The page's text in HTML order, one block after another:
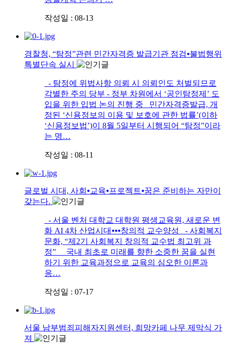
작성일 : 08-13
경찰청, “탐정”관련 민간자격증 발급기관 점검⦁불법행위
특별단속 실시
- 탐정에 위법사항 의뢰 시 의뢰인도 처벌되므로
각별한 주의 당부 - 정부 차원에서 ‘공인탐정제’ 도
입을 위한 입법 논의 진행 중 민간자격증발급, 개
정된 ‘신용정보의 이용 및 보호에 관한 법률’(이하
‘신용정보법’)이 8월 5일부터 시행되어 “탐정”이라
는 명…
작성일 : 08-11
글로벌 시대, 사회⦁교육⦁프로젝트⦁꿈은 준비하는 자만이
갖는다.
- 서울 벤처 대학교 대학원 평생교육원, 새로운 변
화 AI 4차 산업시대⦁⦁⦁창의적 교수양성 - 사회복지
문화, “제2기 사회복지 창의적 교수법 최고위 과
정” 국내 최초로 미래를 향한 소중한 꿈을 실현
하기 위한 교육과정으로 교육의 심오한 이론과
응…
작성일 : 07-17
서울 남부범죄피해자지원센터, 희망카페 나무 제막식 가
져